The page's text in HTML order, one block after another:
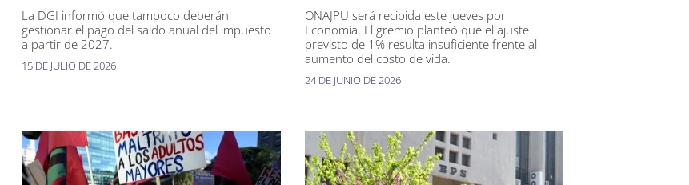
La DGI informó que tampoco deberán
gestionar el pago del saldo anual del impuesto
a partir de 2027.
15 DE JULIO DE 2026
ONAJPU será recibida este jueves por
Economía. El gremio planteó que el ajuste
previsto de 1% resulta insuficiente frente al
aumento del costo de vida.
24 DE JUNIO DE 2026